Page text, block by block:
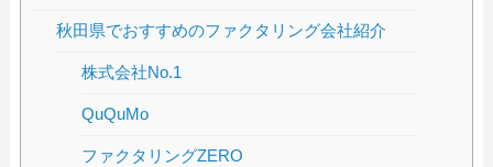
秋田県でおすすめのファクタリング会社紹介
株式会社No.1
QuQuMo
ファクタリングZERO